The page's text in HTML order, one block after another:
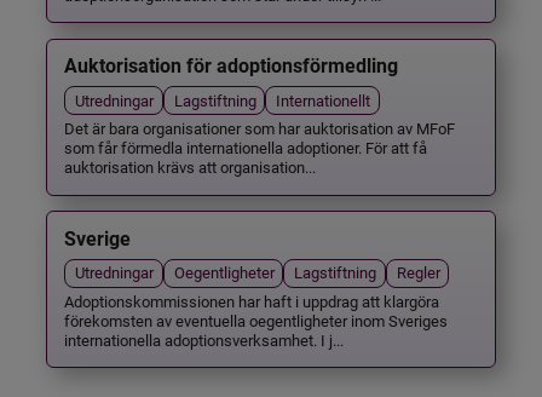
Auktorisation för adoptionsförmedling
Utredningar Lagstiftning
Internationellt
Det är bara organisationer som har auktorisation av MFoF
som får förmedla internationella adoptioner. För att få
auktorisation krävs att organisation...
Sverige
Utredningar Oegentligheter Lagstiftning
Regler
Adoptionskommissionen har haft i uppdrag att klargöra
förekomsten av eventuella oegentligheter inom Sveriges
internationella adoptionsverksamhet. I j...